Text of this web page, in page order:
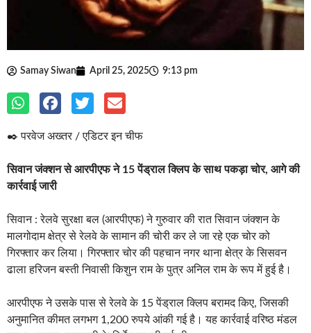
Samay Siwan April 25, 2025 9:13 pm
✒️ परवेज अख्तर / एडिटर इन चीफ
सिवान जंक्शन से आरपीएफ ने 15 पेंड्राल क्लिप के साथ पकड़ा चोर, आगे की
कार्रवाई जारी
सिवान : रेलवे सुरक्षा बल (आरपीएफ) ने गुरुवार की रात सिवान जंक्शन के
मालगोदाम क्षेत्र से रेलवे के सामान की चोरी कर ले जा रहे एक चोर को
गिरफ्तार कर लिया। गिरफ्तार चोर की पहचान नगर थाना क्षेत्र के सिसवन
ढाला हरिजन बस्ती निवासी किशुन राम के पुत्र अनिल राम के रूप में हुई है।
आरपीएफ ने उसके पास से रेलवे के 15 पेंड्राल क्लिप बरामद किए, जिसकी
अनुमानित कीमत लगभग 1,200 रुपये आंकी गई है। यह कार्रवाई वरिष्ठ मंडल